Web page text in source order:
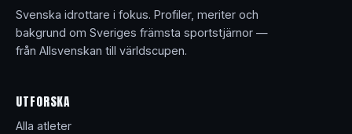
Svenska idrottare i fokus. Profiler, meriter och
bakgrund om Sveriges främsta sportstjärnor —
från Allsvenskan till världscupen.
UTFORSKA
Alla atleter